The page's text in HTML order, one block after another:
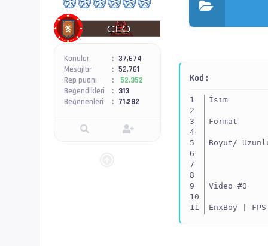
Konular
37,674
Mesajlar
52,761
Rep puanı
52,352
Beğendikleri
313
Beğenenleri
71,282
Kod :
İsim
Format
Boyut/
Video #0
EnxBoy |